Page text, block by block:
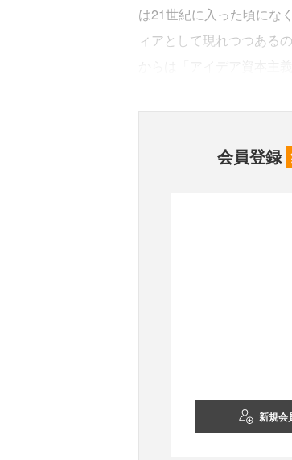
は21世紀に入った頃にな
ィアとして現れつつある
会員登録
新規会